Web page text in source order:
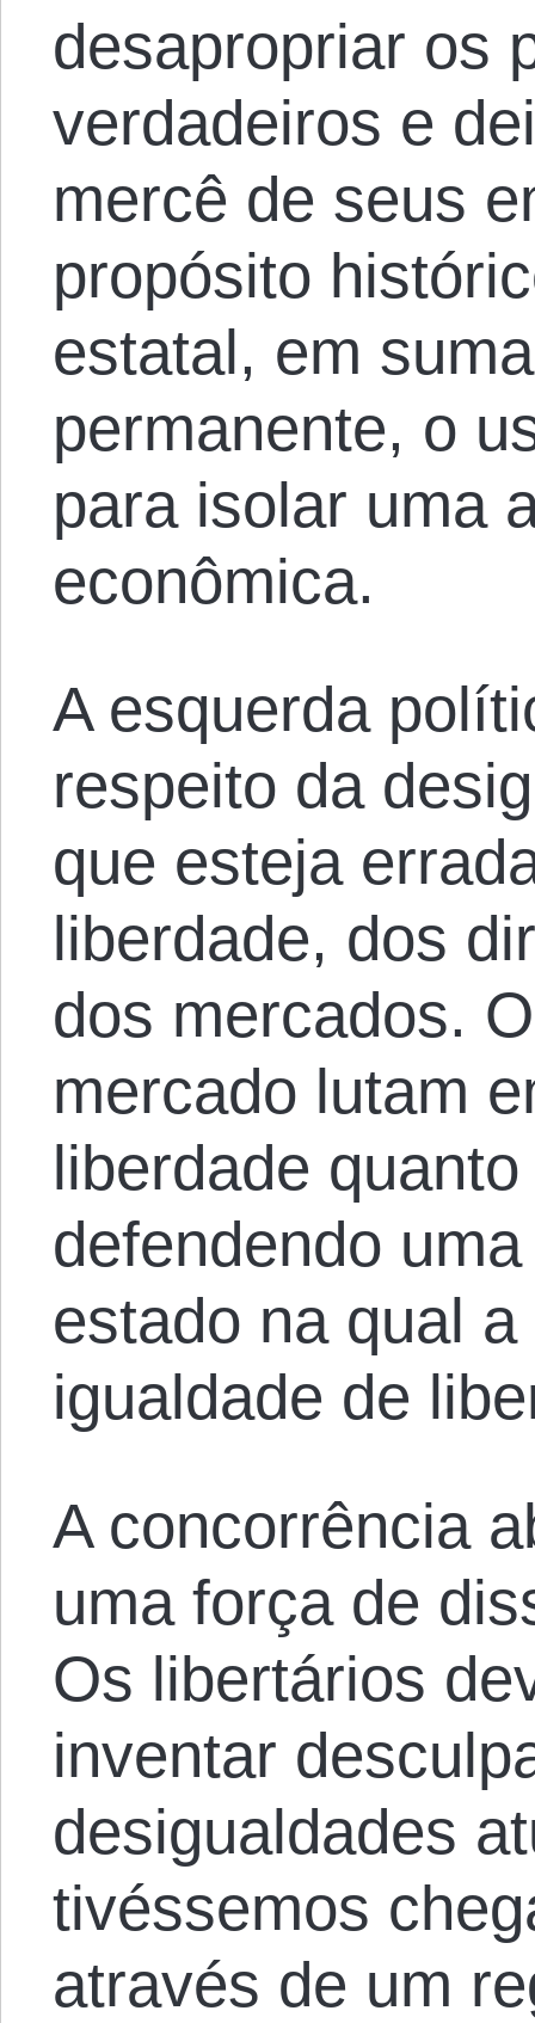
desapropriar os
verdadeiros e
mercê de seus
propósito
estatal, em
permanente, o
para isolar uma
econômica.
A esquerda
respeito da
que esteja
liberdade, dos
dos mercados.
mercado lutam
liberdade
defendendo
estado na qual
igualdade de
A concorrência
uma força de
Os libertários
inventar
desigualdades
tivéssemos
através de um